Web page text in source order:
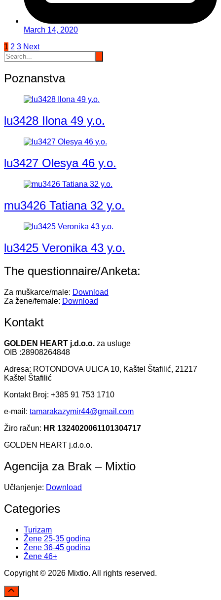
March 14, 2020
Posts
pagination
1 2 3 Next
Poznanstva
lu3428 Ilona 49 y.o.
lu3427 Olesya 46 y.o.
mu3426 Tatiana 32 y.o.
lu3425 Veronika 43 y.o.
The questionnaire/Anketa:
Za muškarce/male: Download
Za žene/female: Download
Kontakt
GOLDEN HEART j.d.o.o. za usluge
OIB :28908264848
Adresa: ROTONDOVA ULICA 10, Kaštel Štafilić, 21217
Kaštel Štafilić
Kontakt Broj: +385 91 753 1710
e-mail: tamarakazymir44@gmail.com
Žiro račun: HR 1324020061101304717
GOLDEN HEART j.d.o.o.
Agencija za Brak – Mixtio
Učlanjenje: Download
Categories
Turizam
Žene 25-35 godina
Žene 36-45 godina
Žene 46+
Copyright © 2026 Mixtio. All rights reserved.